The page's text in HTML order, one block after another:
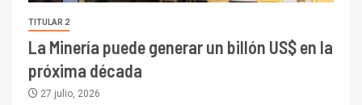
TITULAR 2
La Minería puede generar un billón US$ en la
próxima década
27 julio, 2026